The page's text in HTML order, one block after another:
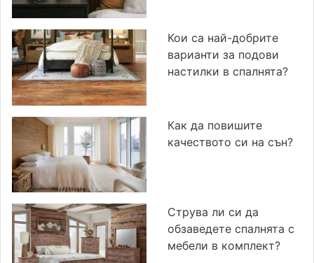
Кои са най-добрите
варианти за подови
настилки в спалнята?
Как да повишите
качеството си на сън?
Струва ли си да
обзаведете спалнята с
мебели в комплект?